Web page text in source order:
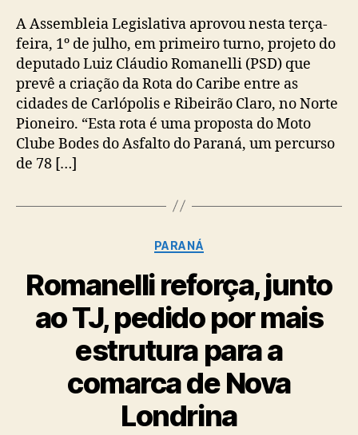
A Assembleia Legislativa aprovou nesta terça-
feira, 1º de julho, em primeiro turno, projeto do
deputado Luiz Cláudio Romanelli (PSD) que
prevê a criação da Rota do Caribe entre as
cidades de Carlópolis e Ribeirão Claro, no Norte
Pioneiro. “Esta rota é uma proposta do Moto
Clube Bodes do Asfalto do Paraná, um percurso
de 78 […]
Categorias
PARANÁ
Romanelli reforça, junto
ao TJ, pedido por mais
estrutura para a
comarca de Nova
Londrina